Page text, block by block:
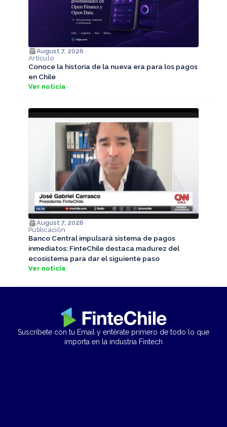
August 7, 2026
Artículo
Conoce la historia de la nueva era para los pagos
en Chile
Ver noticia
August 7, 2026
Publicación
Banco Central impulsará sistema de pagos
inmediatos: FinteChile destaca madurez del
ecosistema para dar el siguiente paso
Ver noticia
Suscríbete con tu Email y entérate primero de todo lo que
importa en la industria Fintech